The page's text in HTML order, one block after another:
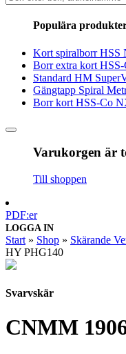
efter:
Populära
Kort spiralborr HSS
Borr extra kort
Standard HM
Gängtapp Spiral
Borr kort HSS-Co
Varukorgen är
Till shoppen
PDF:er
LOGGA IN
Start » Shop » Skärande
HY PHG140
Svarvskär
CNMM